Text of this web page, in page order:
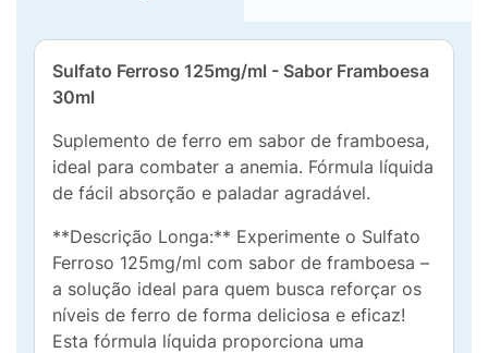
Sulfato Ferroso 125mg/ml - Sabor Framboesa
30ml
Suplemento de ferro em sabor de framboesa,
ideal para combater a anemia. Fórmula líquida
de fácil absorção e paladar agradável.
**Descrição Longa:** Experimente o Sulfato
Ferroso 125mg/ml com sabor de framboesa –
a solução ideal para quem busca reforçar os
níveis de ferro de forma deliciosa e eficaz!
Esta fórmula líquida proporciona uma